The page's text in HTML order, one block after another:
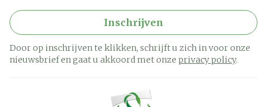
Inschrijven
Door op inschrijven te klikken, schrijft u zich in voor onze
nieuwsbrief en gaat u akkoord met onze privacy policy.